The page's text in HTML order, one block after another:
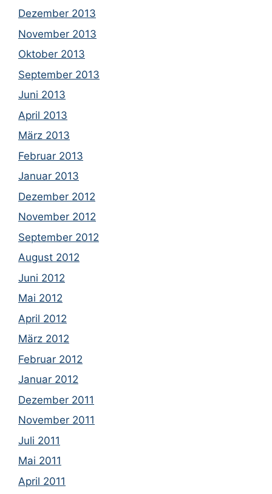
Dezember 2013
November 2013
Oktober 2013
September 2013
Juni 2013
April 2013
März 2013
Februar 2013
Januar 2013
Dezember 2012
November 2012
September 2012
August 2012
Juni 2012
Mai 2012
April 2012
März 2012
Februar 2012
Januar 2012
Dezember 2011
November 2011
Juli 2011
Mai 2011
April 2011